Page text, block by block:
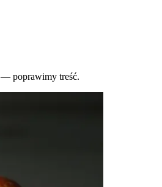
— poprawimy treść.